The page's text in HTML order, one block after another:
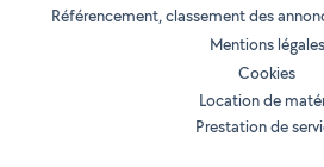
Référencement, classement des
Mentions légales
Cookies
Location de
Prestation de